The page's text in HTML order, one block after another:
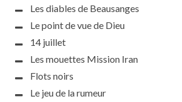
Les diables de Beausanges
Le point de vue de Dieu
14 juillet
Les mouettes Mission Iran
Flots noirs
Le jeu de la rumeur